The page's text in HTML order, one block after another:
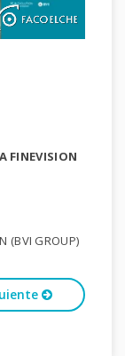
FINEVISION
(BVI GROUP)